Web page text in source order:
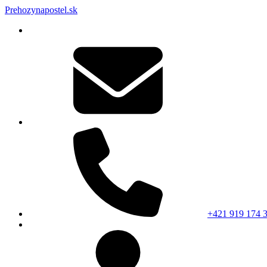
Prehozynapostel.sk
+421 919 174